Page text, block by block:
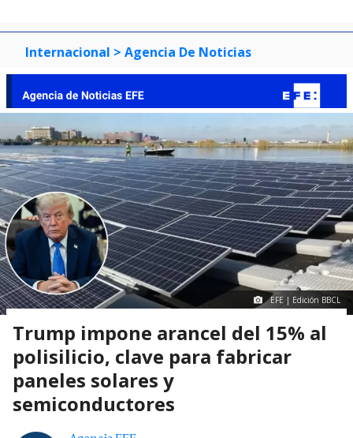
Internacional > Agencia De Noticias
EFE | Edición BBCL
Trump impone arancel del 15% al
polisilicio, clave para fabricar
paneles solares y
semiconductores